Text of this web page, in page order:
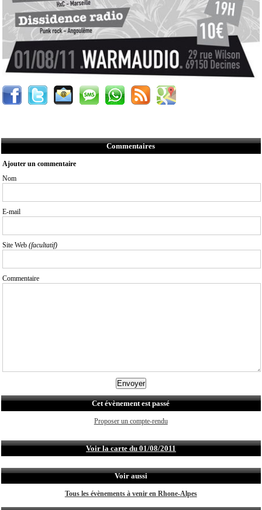
Commentaires
Ajouter un commentaire
Nom
E-mail
Site Web (facultatif)
Commentaire
Cet évènement est passé
Proposer un compte-rendu
Voir la carte du 01/08/2011
Voir aussi
Tous les évènements à venir en Rhone-Alpes